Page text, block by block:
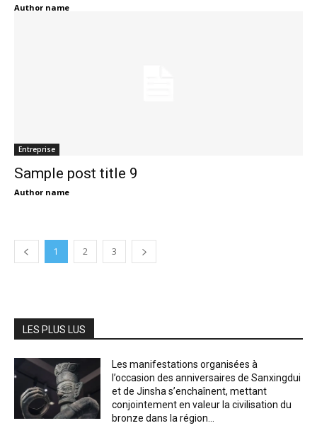
Author name
Entreprise
Sample post title 9
Author name
1 2 3
LES PLUS LUS
Les manifestations organisées à
l’occasion des anniversaires de Sanxingdui
et de Jinsha s’enchaînent, mettant
conjointement en valeur la civilisation du
bronze dans la région...